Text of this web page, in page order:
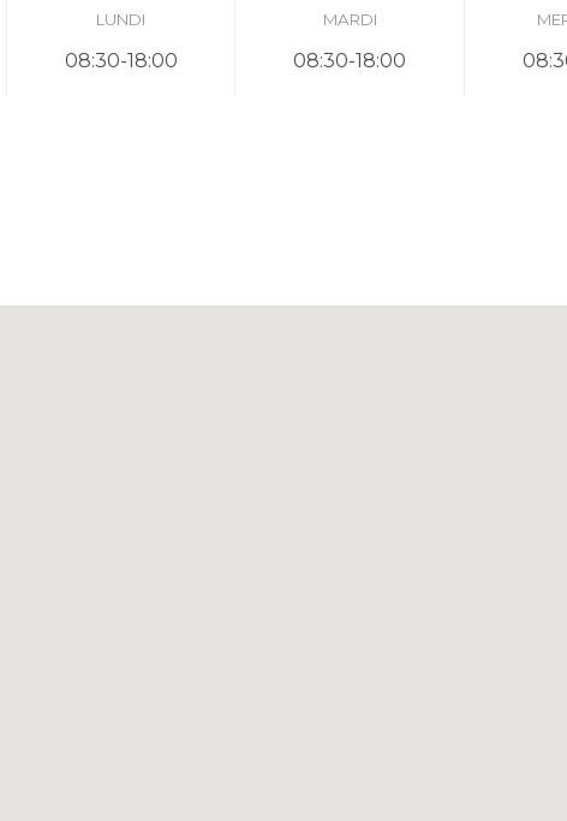
LUNDI
08:30-18:00
MARDI
08:30-18:00